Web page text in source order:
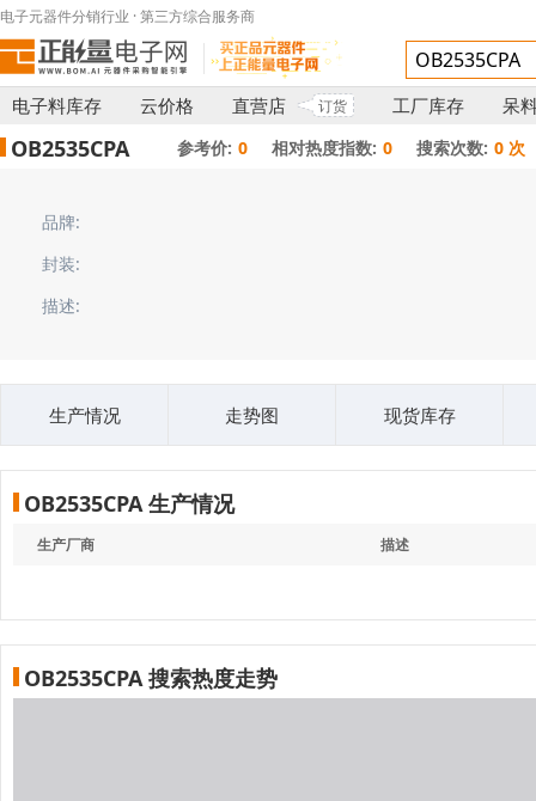
电子元器件分销行业 · 第三方综合服务商
电子料库存 云价格 直营店 订货 工厂库存 呆
OB2535CPA 参考价: 0 相对热度指数: 0 搜索次数: 0 次
品牌:
封装:
描述:
生产情况 走势图 现货库存
OB2535CPA 生产情况
生产厂商 描述
OB2535CPA 搜索热度走势